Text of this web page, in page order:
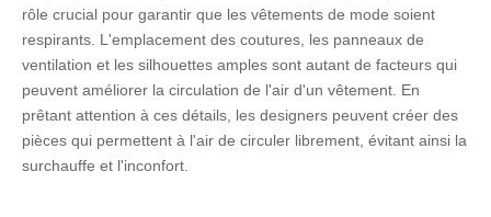
rôle crucial pour garantir que les vêtements de mode soient
respirants. L'emplacement des coutures, les panneaux de
ventilation et les silhouettes amples sont autant de facteurs qui
peuvent améliorer la circulation de l'air d'un vêtement. En
prêtant attention à ces détails, les designers peuvent créer des
pièces qui permettent à l'air de circuler librement, évitant ainsi la
surchauffe et l'inconfort.